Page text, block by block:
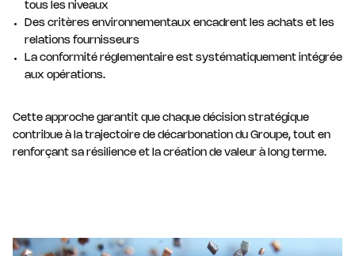
tous les niveaux
Des critères environnementaux encadrent les achats et les
relations fournisseurs
La conformité réglementaire est systématiquement intégrée
aux opérations.
Cette approche garantit que chaque décision stratégique
contribue à la trajectoire de décarbonation du Groupe, tout en
renforçant sa résilience et la création de valeur à long terme.